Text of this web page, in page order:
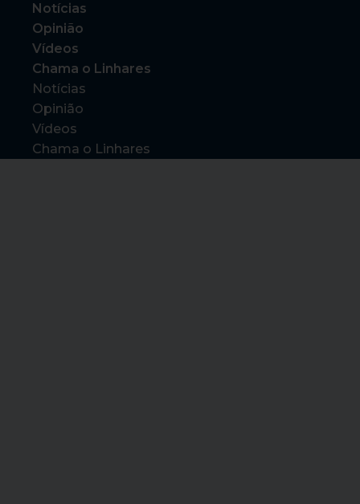
Notícias
Opinião
Vídeos
Chama o Linhares
Notícias
Opinião
Vídeos
Chama o Linhares